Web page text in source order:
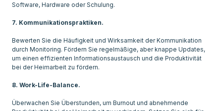
Software, Hardware oder Schulung.
7. Kommunikationspraktiken.
Bewerten Sie die Häufigkeit und Wirksamkeit der Kommunikation
durch Monitoring. Fördern Sie regelmäßige, aber knappe Updates,
um einen effizienten Informationsaustausch und die Produktivität
bei der Heimarbeit zu fördern.
8. Work-Life-Balance.
Überwachen Sie Überstunden, um Burnout und abnehmende